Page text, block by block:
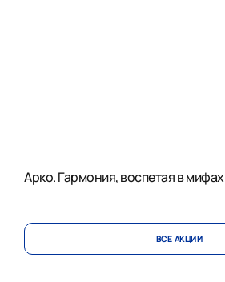
Арко. Гармония, воспетая в мифах
ВСЕ АКЦИИ